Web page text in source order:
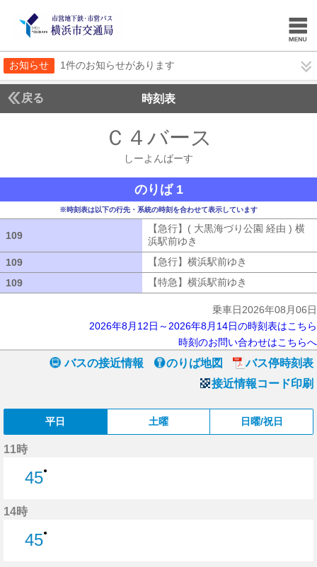
お知らせ 1件のお知らせがあります
戻る 時刻表
Ｃ４バース
しーよんばーす
のりば 1
※時刻表は以下の行先・系統の時刻を合わせて表示しています
109
【急行】( 大黒海づり公園 経由 ) 横
浜駅前ゆき
109
【急行】横浜駅前ゆき
109
【特急】横浜駅前ゆき
乗車日2026年08月06日
2026年8月12日～2026年8月14日の時刻表はこちら
時刻のお問い合わせはこちらへ
バスの接近情報 のりば地図
バス停時刻表
接近情報コード印刷
平日 土曜 日曜/祝日
11時
45●
14時
45●